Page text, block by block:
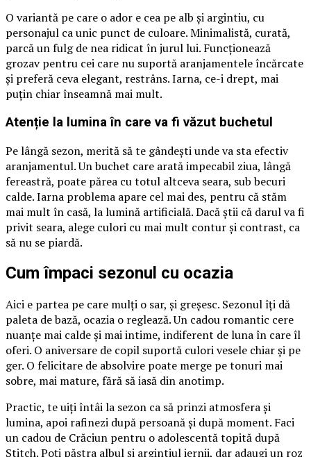
O variantă pe care o ador e cea pe alb și argintiu, cu
personajul ca unic punct de culoare. Minimalistă, curată,
parcă un fulg de nea ridicat în jurul lui. Funcționează
grozav pentru cei care nu suportă aranjamentele încărcate
și preferă ceva elegant, restrâns. Iarna, ce-i drept, mai
puțin chiar înseamnă mai mult.
Atenție la lumina în care va fi văzut buchetul
Pe lângă sezon, merită să te gândești unde va sta efectiv
aranjamentul. Un buchet care arată impecabil ziua, lângă
fereastră, poate părea cu totul altceva seara, sub becuri
calde. Iarna problema apare cel mai des, pentru că stăm
mai mult în casă, la lumină artificială. Dacă știi că darul va fi
privit seara, alege culori cu mai mult contur și contrast, ca
să nu se piardă.
Cum împaci sezonul cu ocazia
Aici e partea pe care mulți o sar, și greșesc. Sezonul îți dă
paleta de bază, ocazia o reglează. Un cadou romantic cere
nuanțe mai calde și mai intime, indiferent de luna în care îl
oferi. O aniversare de copil suportă culori vesele chiar și pe
ger. O felicitare de absolvire poate merge pe tonuri mai
sobre, mai mature, fără să iasă din anotimp.
Practic, te uiți întâi la sezon ca să prinzi atmosfera și
lumina, apoi rafinezi după persoană și după moment. Faci
un cadou de Crăciun pentru o adolescentă topită după
Stitch. Poți păstra albul și argintiul iernii, dar adaugi un roz